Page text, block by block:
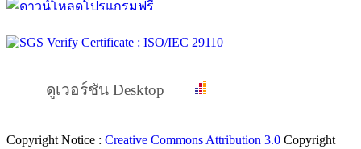
ดูเวอร์ชัน Desktop
Copyright Notice : Creative Commons Attribution 3.0 Copyright